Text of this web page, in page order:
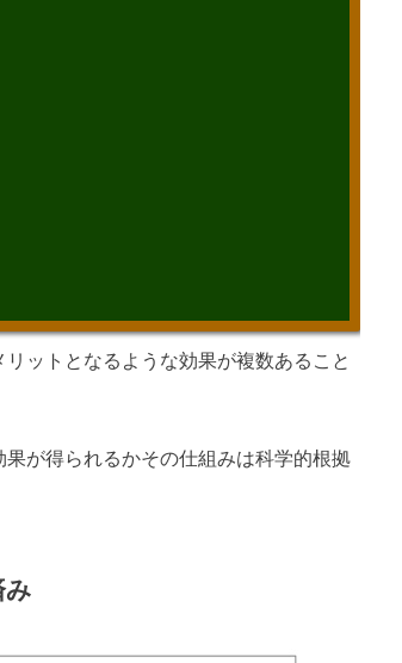
ットとなるような効果が複数あること
が得られるかその仕組みは科学的根拠
み